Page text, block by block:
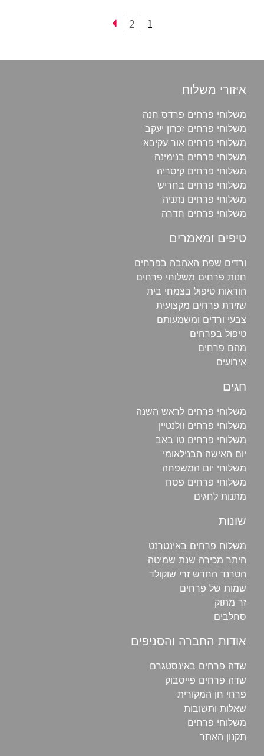
1
2
איזורי משלוח
משלוחי פרחים פרדס חנה
משלוחי פרחים זכרון יעקב
משלוחי פרחים אור עקיבא
משלוחי פרחים בנימינה
משלוחי פרחים קיסריה
משלוחי פרחים בחריש
משלוחי פרחים נתניה
משלוחי פרחים חדרה
טיפים ומאמרים
ורדים שפת האהבה בפרחים
חנות פרחים משלוחי פרחים
הוראות טיפול בצמחי בית
שזירת פרחים מקצועית
צבעי ורדים ומשמעותם
טיפול בפרחים
מהם פרחים
אירועים
חגים
משלוחי פרחים לראש השנה
משלוחי פרחים וולנטיין
משלוחי פרחים טו באב
יום האישה הבנילאומי
משלוחי יום המשפחה
משלוחי פרחים פסח
מתנות לחגים
שונות
משלוח פרחים באינטרנט
היתר מכירה שנת שמיטה
הטרנד החדש זרי שוקולד
שמות של פרחים
זר מתוק
סחלבים
אודות החברה והסניפים
שדה פרחים באינסטגרם
שדה פרחים פייסבוק
פרחי חן‎ המקורית
שאלות ותשובות
משלוחי פרחים‎
תקנון האתר